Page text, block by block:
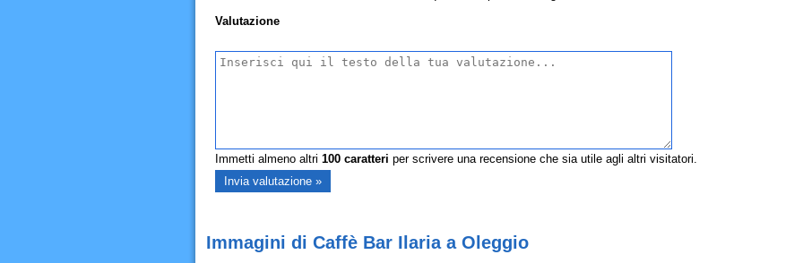
Valutazione
Immetti almeno altri 100caratteri per scrivere una recensione che sia utile agli altri visitatori.
Immagini di Caffè Bar Ilaria a Oleggio